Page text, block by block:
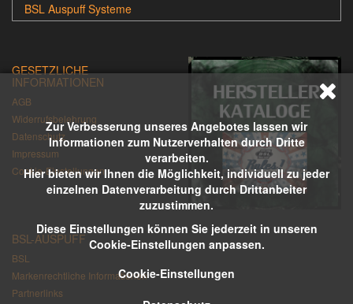
Zur Verbesserung unseres Angebotes lassen wir
Informationen zum Nutzerverhalten durch Dritte
verarbeiten.
Hier bieten wir Ihnen die Möglichkeit, individuell zu jeder
einzelnen Datenverarbeitung durch Drittanbeiter
zuzustimmen.
Diese Einstellungen können Sie jederzeit in unseren
Cookie-Einstellungen anpassen.
Cookie-Einstellungen
BSL Auspuff Systeme
GESETZLICHE
INFORMATIONEN
AGB
Widerrufsbelehrung
Datenschutz
Impressum
Cookie-Einstellungen
BSL-AUSPUFF
BSL
Markenrechtliche Informationen
Partnerlinks